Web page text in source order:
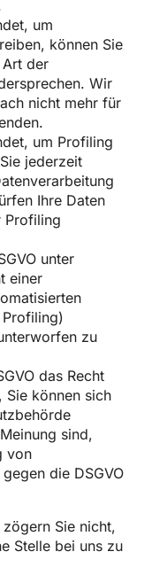
um
können Sie
der
Wir
nicht mehr für
um Profiling
jederzeit
Ihre Daten
Profiling
unter
einer
zu
das Recht
Sie können sich
sind,
von
die DSGVO
zögern Sie nicht,
Stelle bei uns zu